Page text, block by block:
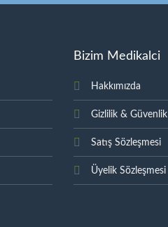
Bizim Medikalci
Hakkımızda
Gizlilik & Güvenlik
Satış Sözleşmesi
Üyelik Sözleşmesi